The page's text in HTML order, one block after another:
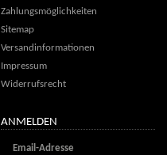
Zahlungsmöglichkeiten
Sitemap
Versandinformationen
Impressum
Widerrufsrecht
ANMELDEN
Email-Adresse